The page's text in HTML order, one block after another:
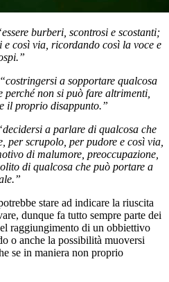
burberi, scontrosi e scostanti;
e così via, ricordando così la voce e
“costringersi a sopportare qualcosa
non si può fare altrimenti,
il proprio disappunto.”
a parlare di qualcosa che
per scrupolo, per pudore e così via,
di malumore, preoccupazione,
di qualcosa che può portare a
stare ad indicare la riuscita
dunque fa tutto sempre parte dei
raggiungimento di un obbiettivo
o anche la possibilità muoversi
se in maniera non proprio